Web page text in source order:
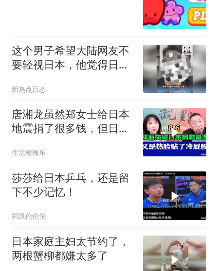
这个男子希望大陆网友不
要轻视日本，他觉得日本
力已经超过英国和法国
了！
新热点百态
唐湘龙虽然郑女士给日本
地震捐了很多钱，但日本
生活梅梅乐
莎莎给日本乒乓，还是留
下不少记忆！
郑凯伦伦伦
日本家庭主妇太节约了，
两根蟹柳都嫌太多了